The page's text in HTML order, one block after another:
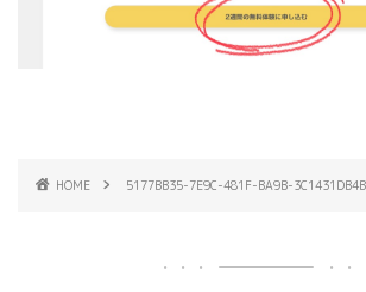
HOME 5177BB35-7E9C-481F-BA9B-